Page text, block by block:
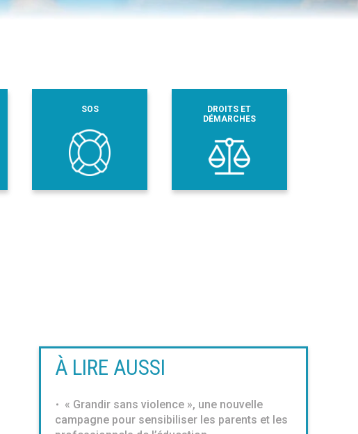
SOS
DROITS ET
DÉMARCHES
À LIRE AUSSI
« Grandir sans violence », une nouvelle
campagne pour sensibiliser les parents et les